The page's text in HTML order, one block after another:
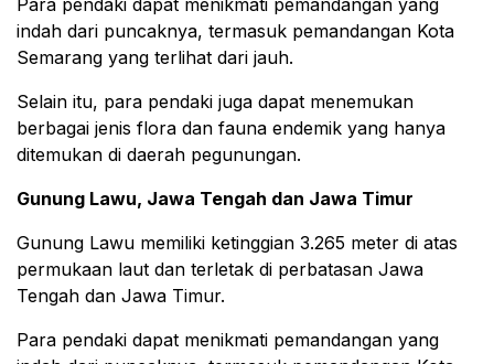
indah dari puncaknya, termasuk pemandangan Kota
Semarang yang terlihat dari jauh.
Selain itu, para pendaki juga dapat menemukan
berbagai jenis flora dan fauna endemik yang hanya
ditemukan di daerah pegunungan.
Gunung Lawu, Jawa Tengah dan Jawa Timur
Gunung Lawu memiliki ketinggian 3.265 meter di atas
permukaan laut dan terletak di perbatasan Jawa
Tengah dan Jawa Timur.
Para pendaki dapat menikmati pemandangan yang